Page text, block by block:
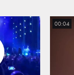
00:04